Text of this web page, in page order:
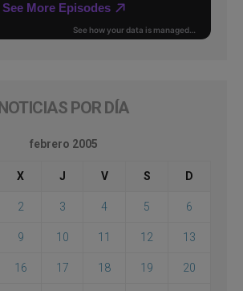
NOTICIAS POR DÍA
febrero 2005
X J V S D
2 3 4 5 6
9 10 11 12 13
16 17 18 19 20